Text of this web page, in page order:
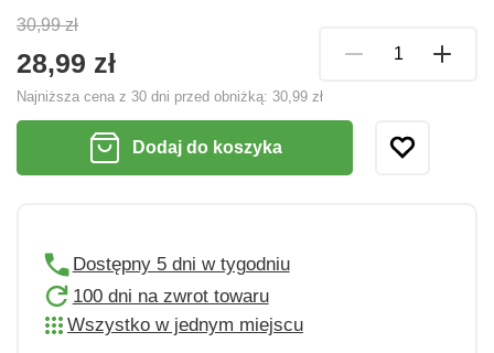
30,99 zł
28,99 zł
Najniższa cena z 30 dni przed obniżką: 30,99 zł
Dodaj do koszyka
Dostępny 5 dni w tygodniu
100 dni na zwrot towaru
Wszystko w jednym miejscu